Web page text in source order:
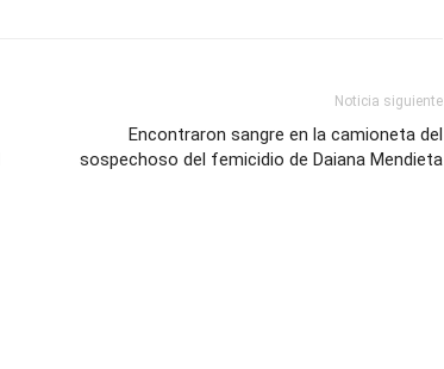
Noticia siguiente
Encontraron sangre en la camioneta del
sospechoso del femicidio de Daiana Mendieta